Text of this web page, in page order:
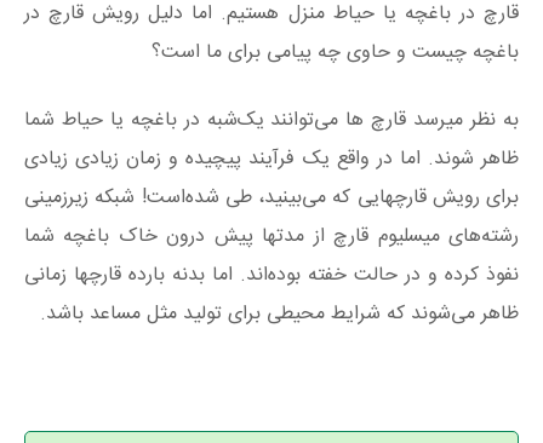
قارچ در باغچه یا حیاط منزل هستیم. اما دلیل رویش قارچ در
باغچه چیست و حاوی چه پیامی برای ما است؟
به نظر میرسد قارچ ها می‌توانند یک‌شبه در باغچه یا حیاط شما
ظاهر شوند. اما در واقع یک فرآیند پیچیده و زمان زیادی زیادی
برای رویش قارچهایی که می‌بینید، طی شده‌است! شبکه زیرزمینی
رشته‌های میسلیوم قارچ از مدتها پیش درون خاک باغچه شما
نفوذ کرده و در حالت خفته بوده‌اند. اما بدنه بارده قارچها زمانی
ظاهر می‌شوند که شرایط محیطی برای تولید مثل مساعد باشد.